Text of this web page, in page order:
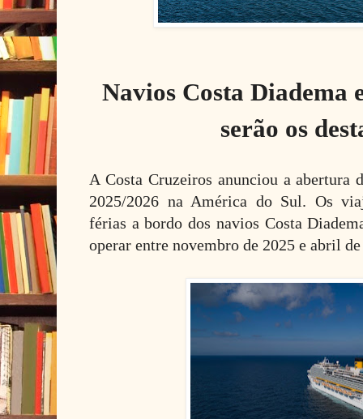
Navios Costa Diadema
serão os
A Costa Cruzeiros anunciou a abertura
2025/2026 na América do Sul. Os
férias a bordo dos navios Costa
operar entre novembro de 2025 e abril